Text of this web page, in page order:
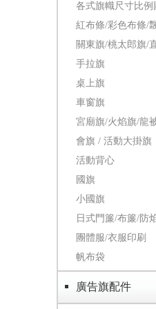
各式旗幟尺寸比例
紅布條/彩色布條/
關東旗/桃太郎旗/
手拉旗
桌上旗
車窗旗
宮廟旗/火焰旗/龍
會旗 / 活動大掛旗
活動背心
國旗
小國旗
日式門簾/布簾/防
團體服/衣服印刷
帆布袋
廣告旗配件